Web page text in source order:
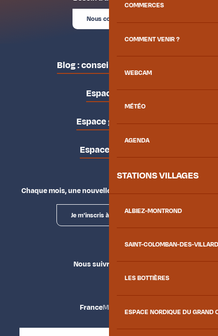
COMMERCES
COMMENT VENIR ?
WEBCAM
MÉTÉO
AGENDA
STATIONS VILLAGES
ALBIEZ-MONTROND
SAINT-COLOMBAN-DES-
LES BOTTIÈRES
ESPACE NORDIQUE DU GRAND
Nous contacter
Blog : conseils des locaux
Espace pro
Espace groupes
Espace presse
Chaque mois, une nouvelle façon d'explorer la vallée.
Je m'inscris à la newsletter
Nous suivre
FranceMaurienne